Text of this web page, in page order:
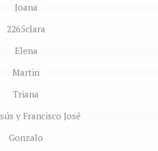
Joana
2265clara
Elena
Martin
Triana
y Francisco José
Gonzalo